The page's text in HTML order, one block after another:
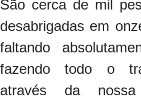
São cerca de mil
desabrigadas em
faltando
fazendo todo o
através da